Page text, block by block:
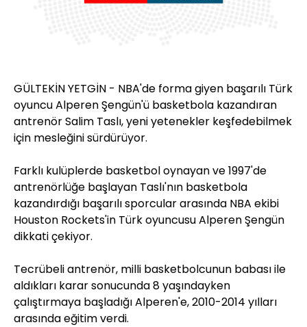
GÜLTEKİN YETGİN - NBA'de forma giyen başarılı Türk
oyuncu Alperen Şengün'ü basketbola kazandıran
antrenör Salim Taslı, yeni yetenekler keşfedebilmek
için mesleğini sürdürüyor.
Farklı kulüplerde basketbol oynayan ve 1997'de
antrenörlüğe başlayan Taslı'nın basketbola
kazandırdığı başarılı sporcular arasında NBA ekibi
Houston Rockets'in Türk oyuncusu Alperen Şengün
dikkati çekiyor.
Tecrübeli antrenör, milli basketbolcunun babası ile
aldıkları karar sonucunda 8 yaşındayken
çalıştırmaya başladığı Alperen'e, 2010-2014 yılları
arasında eğitim verdi.